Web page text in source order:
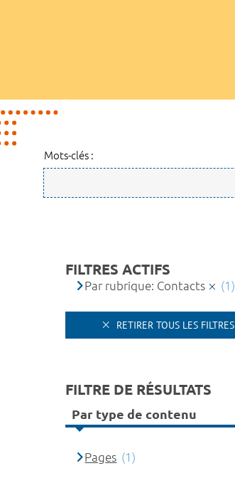
Mots-clés :
FILTRES ACTIFS
Par rubrique: Contacts (1)
RETIRER TOUS LES FILTRES
FILTRE DE RÉSULTATS
Par type de contenu
Pages (1)